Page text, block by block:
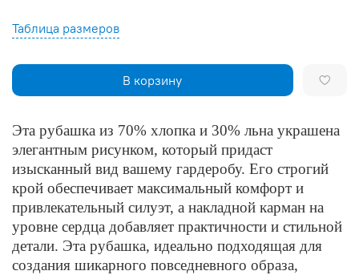
Таблица размеров
В корзину
Эта рубашка из 70% хлопка и 30% льна украшена
элегантным рисунком, который придаст
изысканный вид вашему гардеробу. Его строгий
крой обеспечивает максимальный комфорт и
привлекательный силуэт, а накладной карман на
уровне сердца добавляет практичности и стильной
детали. Эта рубашка, идеально подходящая для
создания шикарного повседневного образа,